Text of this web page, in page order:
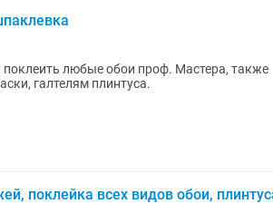
поклеить любые обои проф. Мастера, также
галтелям плинтуса.
поклейка всех видов обои,